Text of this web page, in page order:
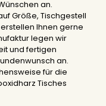
an.
Größe, Tischgestell
Ihnen gerne
legen wir
und fertigen
an.
für die
Tisches